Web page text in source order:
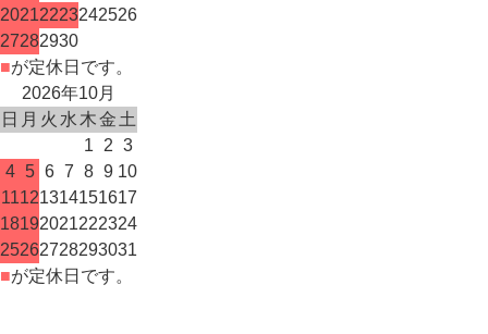
20212223242526
27282930
■が定休日です。
2026年10月
日 月 火 水 木金 土
1
2 3
4 5 6 7 8 9 10
11121314151617
18192021222324
25262728293031
■が定休日です。